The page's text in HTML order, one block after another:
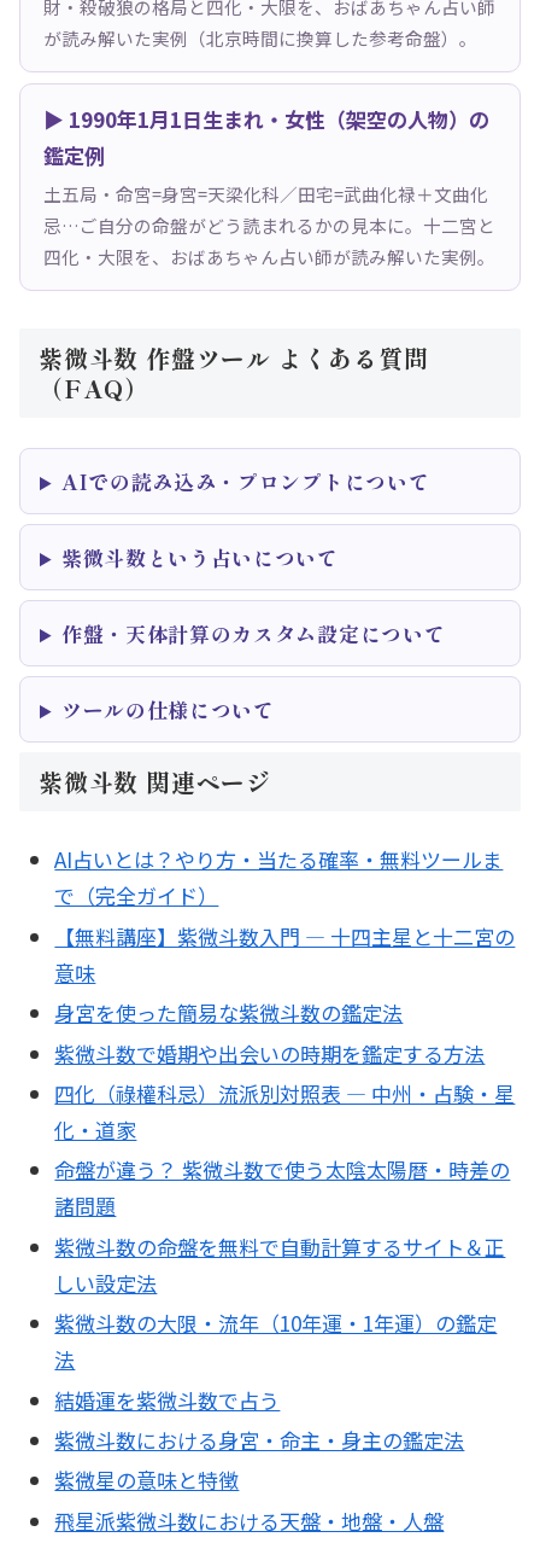
財・殺破狼の格局と四化・大限を、おばあちゃん占い師
が読み解いた実例（北京時間に換算した参考命盤）。
▶ 1990年1月1日生まれ・女性（架空の人物）の
鑑定例
土五局・命宮=身宮=天梁化科／田宅=武曲化禄＋文曲化
忌…ご自分の命盤がどう読まれるかの見本に。十二宮と
四化・大限を、おばあちゃん占い師が読み解いた実例。
紫微斗数 作盤ツール よくある質問
（FAQ）
AIでの読み込み・プロンプトについて
紫微斗数という占いについて
作盤・天体計算のカスタム設定について
ツールの仕様について
紫微斗数 関連ページ
AI占いとは？やり方・当たる確率・無料ツールま
で（完全ガイド）
【無料講座】紫微斗数入門 ― 十四主星と十二宮の
意味
身宮を使った簡易な紫微斗数の鑑定法
紫微斗数で婚期や出会いの時期を鑑定する方法
四化（祿權科忌）流派別対照表 ― 中州・占験・星
化・道家
命盤が違う？ 紫微斗数で使う太陰太陽暦・時差の
諸問題
紫微斗数の命盤を無料で自動計算するサイト＆正
しい設定法
紫微斗数の大限・流年（10年運・1年運）の鑑定
法
結婚運を紫微斗数で占う
紫微斗数における身宮・命主・身主の鑑定法
紫微星の意味と特徴
飛星派紫微斗数における天盤・地盤・人盤